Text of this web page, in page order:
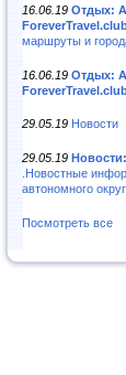
16.06.19 Отдых:
маршруты и
16.06.19 Отдых:
29.05.19 Новости
29.05.19
.Новостные
автономного
Посмотреть все